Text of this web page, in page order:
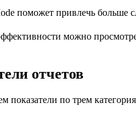
поможет привлечь больше
можно
отчетов
показатели по трем